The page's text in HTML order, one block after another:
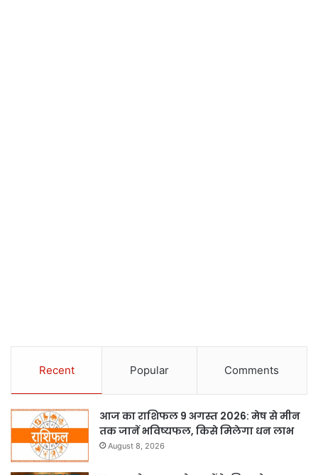
Recent Popular Comments
आज का राशिफल 9 अगस्त 2026: मेष से मीन
तक जानें भविष्यफल, किसे मिलेगा धन लाभ
August 8, 2026